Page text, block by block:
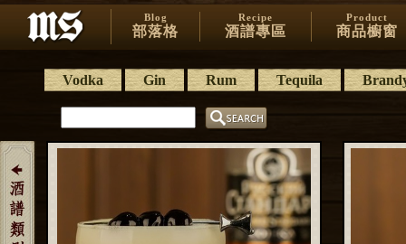
Blog
部落格
Recipe
酒譜專區
Product
商品櫥窗
Vodka Gin Rum Tequila